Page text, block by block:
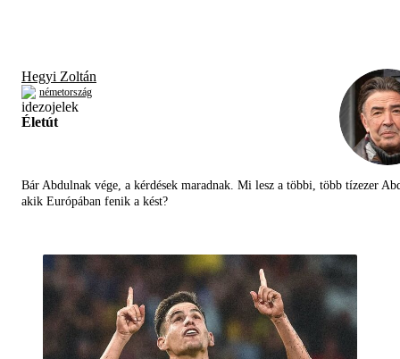
Hegyi Zoltán
németország
Életút
Bár Abdulnak vége, a kérdések maradnak. Mi lesz a többi, több tízezer
akik Európában fenik a kést?